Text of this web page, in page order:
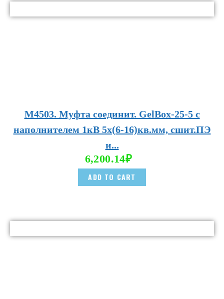
М4503. Муфта соединит. GelBox-25-5 с
наполнителем 1кВ 5х(6-16)кв.мм, сшит.ПЭ
и...
6,200.14₽
ADD TO CART